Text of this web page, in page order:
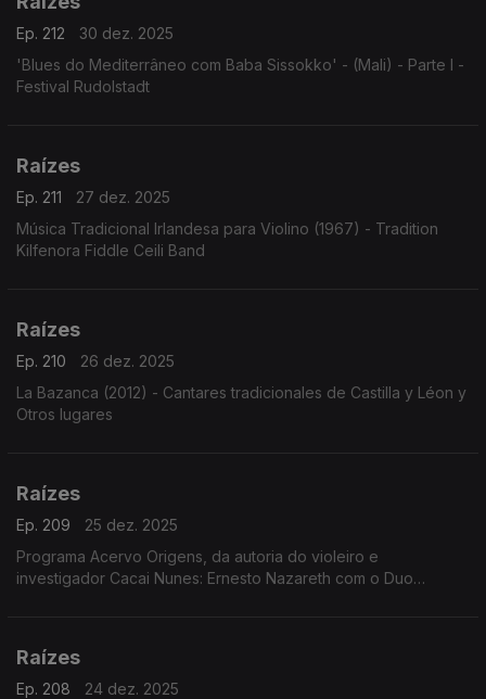
Ep. 212
30 dez. 2025
'Blues do Mediterrâneo com Baba Sissokko' - (Mali) - Parte I -
Festival Rudolstadt
Raízes
Ep. 211
27 dez. 2025
Música Tradicional Irlandesa para Violino (1967) - Tradition
Kilfenora Fiddle Ceili Band
Raízes
Ep. 210
26 dez. 2025
La Bazanca (2012) - Cantares tradicionales de Castilla y Léon y
Otros lugares
Raízes
Ep. 209
25 dez. 2025
Programa Acervo Origens, da autoria do violeiro e
investigador Cacai Nunes: Ernesto Nazareth com o Duo
Raízes
Ep. 208
24 dez. 2025